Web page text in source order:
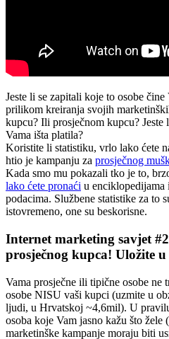
Jeste li se zapitali koje to osobe
prilikom kreiranja svojih
kupcu? Ili prosječnom kupcu? Jeste
Vama išta platila?
Koristite li statistiku, vrlo lako ćete
htio je kampanju za prosječnog
Kada smo mu pokazali tko je to,
lako ćete pronaći u enciklopedijama
podacima. Službene statistike za to
istovremeno, one su beskorisne.
Internet marketing savjet
prosječnog kupca! Uložite
Vama prosječne ili tipične osobe ne
osobe NISU vaši kupci (uzmite u
ljudi, u Hrvatskoj ~4,6mil). U
osoba koje Vam jasno kažu što žele (
marketinške kampanje moraju biti